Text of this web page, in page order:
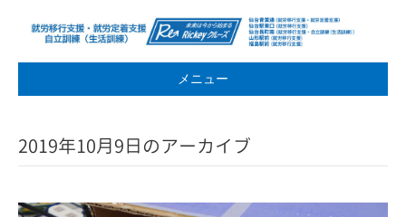
メニュー
2019年10月9日のアーカイブ